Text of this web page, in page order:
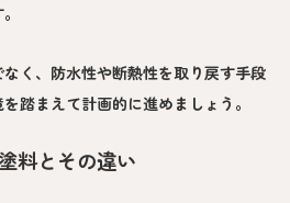
く、防水性や断熱性を取り戻す手段
踏まえて計画的に進めましょう。
料とその違い